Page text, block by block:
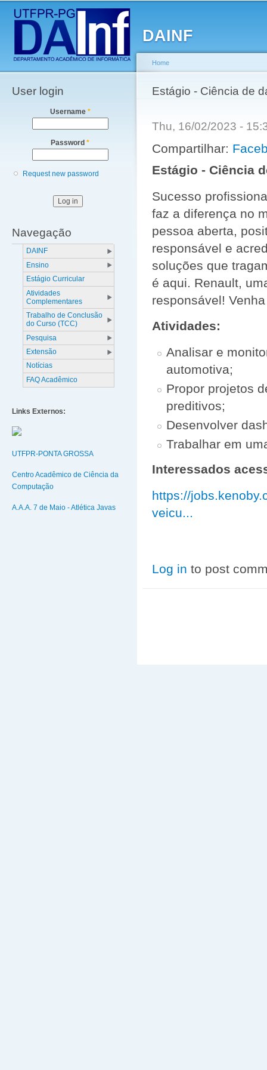
DAINF
Main menu
User login
Username *
Password *
Request new password
Navegação
DAINF
Ensino
Estágio Curricular
Atividades
Complementares
Trabalho de Conclusão
do Curso (TCC)
Pesquisa
Extensão
Notícias
FAQ Acadêmico
Links Externos:
UTFPR-PONTA GROSSA
Centro Acadêmico de Ciência da
Computação
A.A.A. 7 de Maio - Atlética Javas
You are here
Home
Estágio - Ciência de
Thu, 16/02/2023 -
Compartilhar:
Estágio - Ciência
Sucesso
faz a diferença no
pessoa aberta,
responsável e
soluções que
é aqui. Renault,
responsável!
Atividades:
Analisar e
automotiva;
Propor projetos
preditivos;
Desenvolver
Trabalhar em
Interessados
https://
veicu...
Log in to post